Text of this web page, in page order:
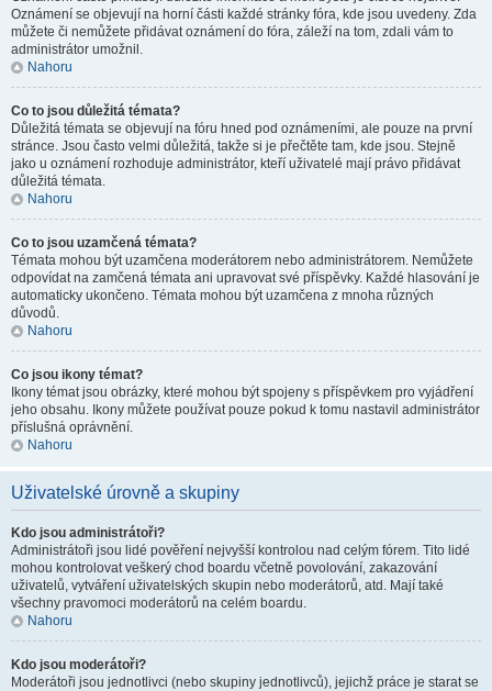
Oznámení se objevují na horní části každé stránky fóra, kde jsou uvedeny. Zda
můžete či nemůžete přidávat oznámení do fóra, záleží na tom, zdali vám to
administrátor umožnil.
Nahoru
Co to jsou důležitá témata?
Důležitá témata se objevují na fóru hned pod oznámeními, ale pouze na první
stránce. Jsou často velmi důležitá, takže si je přečtěte tam, kde jsou. Stejně
jako u oznámení rozhoduje administrátor, kteří uživatelé mají právo přidávat
důležitá témata.
Nahoru
Co to jsou uzamčená témata?
Témata mohou být uzamčena moderátorem nebo administrátorem. Nemůžete
odpovídat na zamčená témata ani upravovat své příspěvky. Každé hlasování je
automaticky ukončeno. Témata mohou být uzamčena z mnoha různých
důvodů.
Nahoru
Co jsou ikony témat?
Ikony témat jsou obrázky, které mohou být spojeny s příspěvkem pro vyjádření
jeho obsahu. Ikony můžete používat pouze pokud k tomu nastavil administrátor
příslušná oprávnění.
Nahoru
Uživatelské úrovně a skupiny
Kdo jsou administrátoři?
Administrátoři jsou lidé pověření nejvyšší kontrolou nad celým fórem. Tito lidé
mohou kontrolovat veškerý chod boardu včetně povolování, zakazování
uživatelů, vytváření uživatelských skupin nebo moderátorů, atd. Mají také
všechny pravomoci moderátorů na celém boardu.
Nahoru
Kdo jsou moderátoři?
Moderátoři jsou jednotlivci (nebo skupiny jednotlivců), jejichž práce je starat se